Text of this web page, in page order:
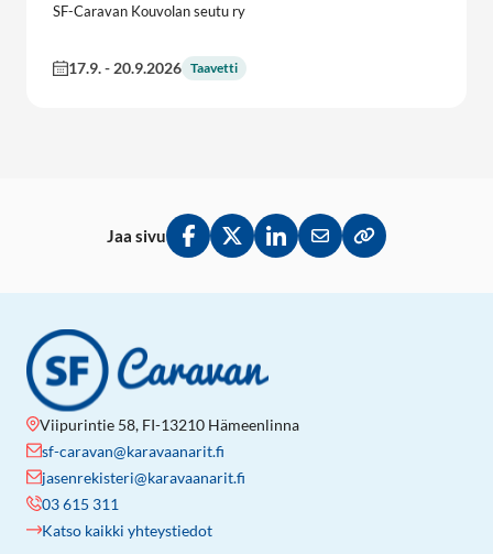
SF-Caravan Kouvolan seutu ry
17.9.- 20.9.2026 Taavetti
Jaa sivu
Jaa Facebookissa
Jaa Twitterissä
Jaa LinkedInissä
Jaa sähköpostitse
Kopioi linkki
Viipurintie 58, FI-13210 Hämeenlinna
sf-caravan@karavaanarit.fi
jasenrekisteri@karavaanarit.fi
03 615 311
Katso kaikki yhteystiedot